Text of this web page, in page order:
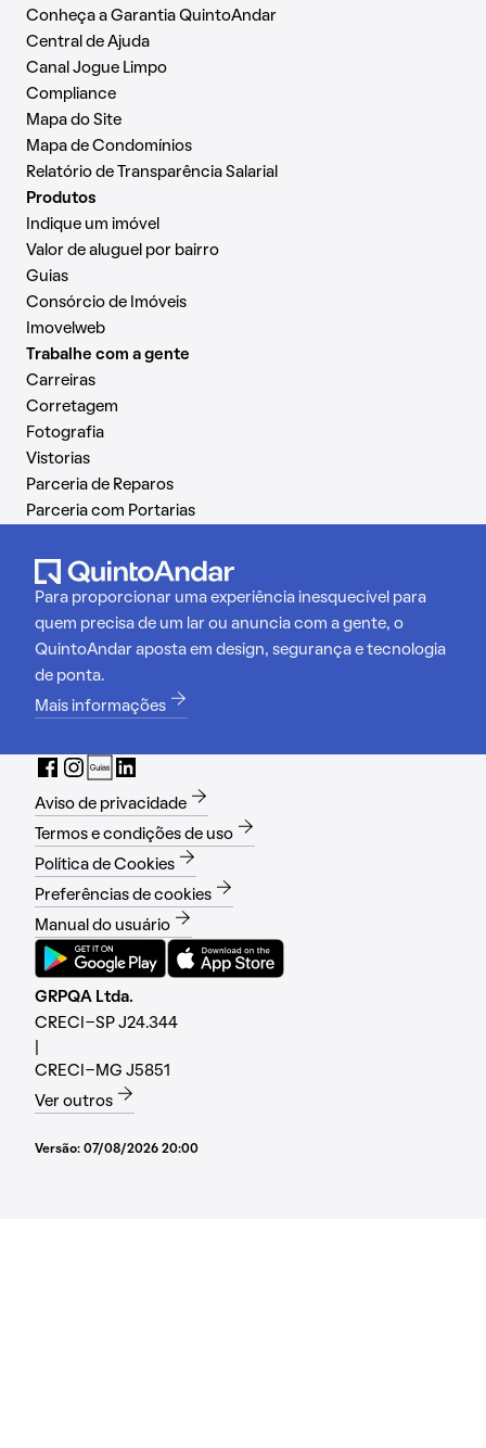
Conheça a Garantia QuintoAndar
Central de Ajuda
Canal Jogue Limpo
Compliance
Mapa do Site
Mapa de Condomínios
Relatório de Transparência Salarial
Produtos
Indique um imóvel
Valor de aluguel por bairro
Guias
Consórcio de Imóveis
Imovelweb
Trabalhe com a gente
Carreiras
Corretagem
Fotografia
Vistorias
Parceria de Reparos
Parceria com Portarias
Para proporcionar uma experiência inesquecível para
quem precisa de um lar ou anuncia com a gente, o
QuintoAndar aposta em design, segurança e tecnologia
de ponta.
Mais informações
Aviso de privacidade
Termos e condições de uso
Política de Cookies
Preferências de cookies
Manual do usuário
GRPQA Ltda.
CRECI-SP J24.344
CRECI-MG J5851
Ver outros
Versão: 07/08/2026 20:00